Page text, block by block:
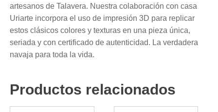
artesanos de Talavera. Nuestra colaboración con casa
Uriarte incorpora el uso de impresión 3D para replicar
estos clásicos colores y texturas en una pieza única,
seriada y con certificado de autenticidad. La verdadera
navaja para toda la vida.
Productos relacionados